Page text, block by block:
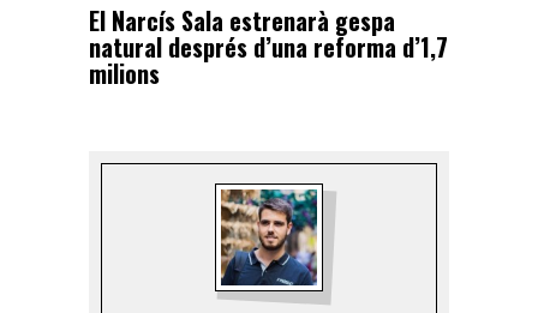
El Narcís Sala estrenarà gespa
natural després d’una reforma d’1,7
milions